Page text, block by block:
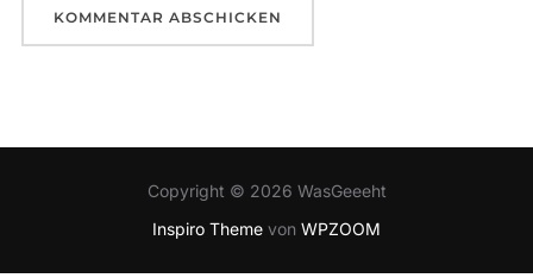
Copyright © 2026 WasGeeeht
Inspiro Theme von WPZOOM